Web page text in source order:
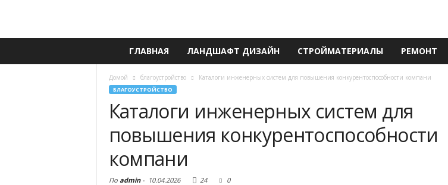
ГЛАВНАЯ ЛАНДШАФТ ДИЗАЙН СТРОЙМАТЕРИАЛЫ РЕМОНТ
Домой благоустройство Каталоги инженерных систем для повышения конкурентоспособности компани
БЛАГОУСТРОЙСТВО
Каталоги инженерных систем для
повышения конкурентоспособности
компани
По admin- 10.04.2026 24 0